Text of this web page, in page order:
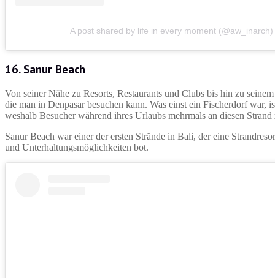
A post shared by life in every moment (@aw_inarch)
16. Sanur Beach
Von seiner Nähe zu Resorts, Restaurants und Clubs bis hin zu
die man in Denpasar besuchen kann. Was einst ein Fischerdorf
weshalb Besucher während ihres Urlaubs mehrmals an diesen
Sanur Beach war einer der ersten Strände in Bali, der eine
und Unterhaltungsmöglichkeiten bot.